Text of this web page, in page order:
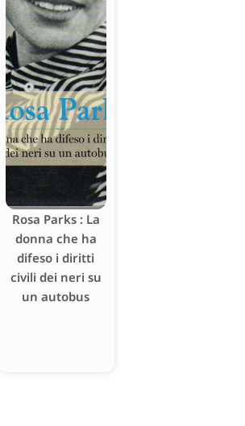
Rosa Parks : La
donna che ha
difeso i diritti
civili dei neri su
un autobus